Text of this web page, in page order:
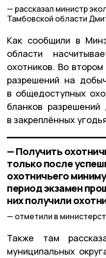
рассказал министр
Тамбовской области
Как сообщили в
области
охотников. Во
разрешений на
в общедоступных
бланков
в закреплённых
— Получить
только после
охотничьего
период экзамен
них получили
отметили в
Также там
муниципальных